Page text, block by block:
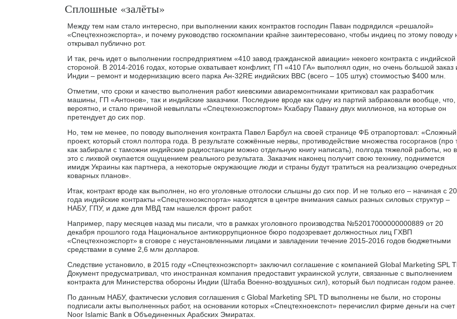
Сплошные «залёты»
Между тем нам стало интересно, при выполнении каких контрактов господин Паван подрядился «решалой»
«Спецтехноэкспорта», и почему руководство госкомпании крайне заинтересовано, чтобы индиец по этому поводу
открывал публично рот.
И так, речь идет о выполнении госпредприятием «410 завод гражданской авиации» некоего контракта с индийской
стороной. В 2014-2016 годах, которые охватывает конфликт, ГП «410 ГА» выполнял один, но очень большой заказ
Индии – ремонт и модернизацию всего парка Ан-32RE индийских ВВС (всего – 105 штук) стоимостью $400 млн.
Отметим, что сроки и качество выполнения работ киевскими авиаремонтниками критиковал как разработчик
машины, ГП «Антонов», так и индийские заказчики. Последние вроде как одну из партий забраковали вообще, что,
вероятно, и стало причиной невыплаты «Спецтехноэкспортом» Кхабару Павану двух миллионов, на которые он
претендует до сих пор.
Но, тем не менее, по поводу выполнения контракта Павел Барбул на своей странице ФБ отрапортовал: «Сложный
проект, который стоял полтора года. В результате сожжённые нервы, противодействие множества госорганов (про
как забирали с таможни индийские радиостанции можно отдельную книгу написать), полгода тяжелой работы, но
это с лихвой окупается ощущением реального результата. Заказчик наконец получит свою технику, поднимется
имидж Украины как партнера, а некоторые окружающие люди и страны будут тратиться на реализацию очередных
коварных планов».
Итак, контракт вроде как выполнен, но его уголовные отголоски слышны до сих пор. И не только его – начиная с
года индийские контракты «Спецтехноэкспорта» находятся в центре внимания самых разных силовых структур –
НАБУ, ГПУ, и даже для МВД там нашелся фронт работ.
Например, пару месяцев назад мы писали, что в рамках уголовного производства №52017000000000889 от 20
декабря прошлого года Национальное антикоррупционное бюро подозревает должностных лиц ГХВП
«Спецтехноэкспорт» в сговоре с неустановленными лицами и завладении течение 2015-2016 годов бюджетными
средствами в сумме 2,6 млн долларов.
Следствие установило, в 2015 году «Спецтехноэкспорт» заключил соглашение с компанией Global Marketing SPL
Документ предусматривал, что иностранная компания предоставит украинской услуги, связанные с выполнением
контракта для Министерства обороны Индии (Штаба Военно-воздушных сил), который был подписан годом ранее.
По данным НАБУ, фактически условия соглашения с Global Marketing SPL TD выполнены не были, но стороны
подписали акты выполненных работ, на основании которых «Спецтехноекспот» перечислил фирме деньги на счет
Noor Islamic Bank в Объединенных Арабских Эмиратах.